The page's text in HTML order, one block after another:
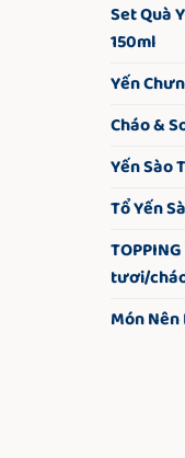
Set Quà
150ml
Yến
Cháo &
Yến Sào
Tổ Yến
tươi/
Món